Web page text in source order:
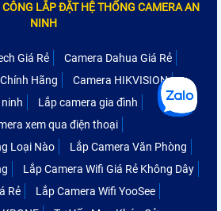
LẮP ĐẶT HỆ THỐNG CAMERA AN
NINH
Giá Rẻ
Camera Dahua Giá Rẻ
Hãng
Camera HIKVISION
Lắp camera gia đình
xem qua điện thoại
Loại Nào
Lắp Camera Văn Phòng
Lắp Camera Wifi Giá Rẻ Không Dây
Rẻ
Lắp Camera Wifi YooSee